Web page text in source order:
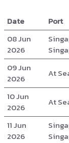
Date Port
08 Jun
2026
09 Jun
2026
At
10 Jun
2026
At
11 Jun
2026